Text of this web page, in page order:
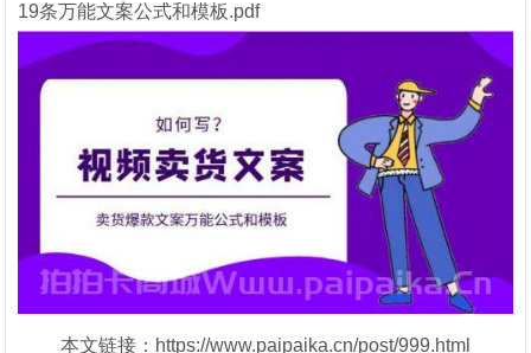
19条万能文案公式和模板.pdf
本文链接：https://www.paipaika.cn/post/999.html